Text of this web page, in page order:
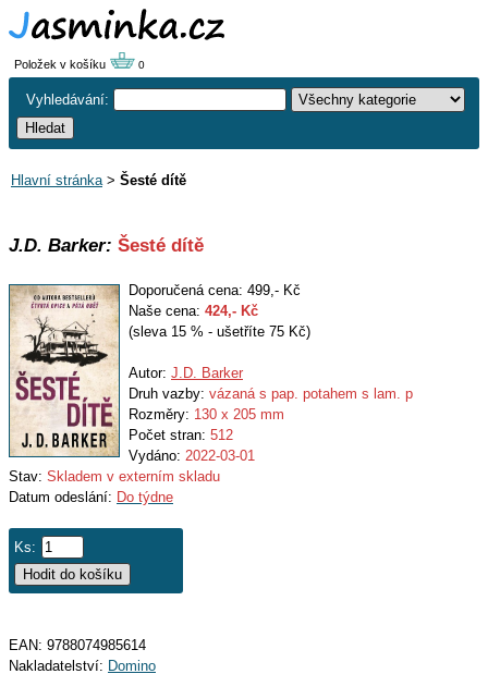
Položek v košíku 0
Vyhledávání:
Hlavní stránka> Šesté dítě
J.D. Barker: Šesté dítě
Doporučená cena: 499,- Kč
Naše cena: 424,- Kč
(sleva 15 % - ušetříte 75 Kč)
Autor: J.D. Barker
Druh vazby: vázaná s pap. potahem s lam. p
Rozměry: 130 x 205 mm
Počet stran: 512
Vydáno: 2022-03-01
Stav: Skladem v externím skladu
Datum odeslání: Do týdne
Ks:
EAN: 9788074985614
Nakladatelství: Domino